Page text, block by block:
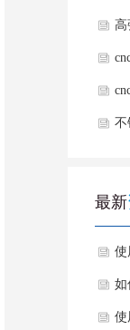
高
有
模
个
不
最新
使
理
如
定
使